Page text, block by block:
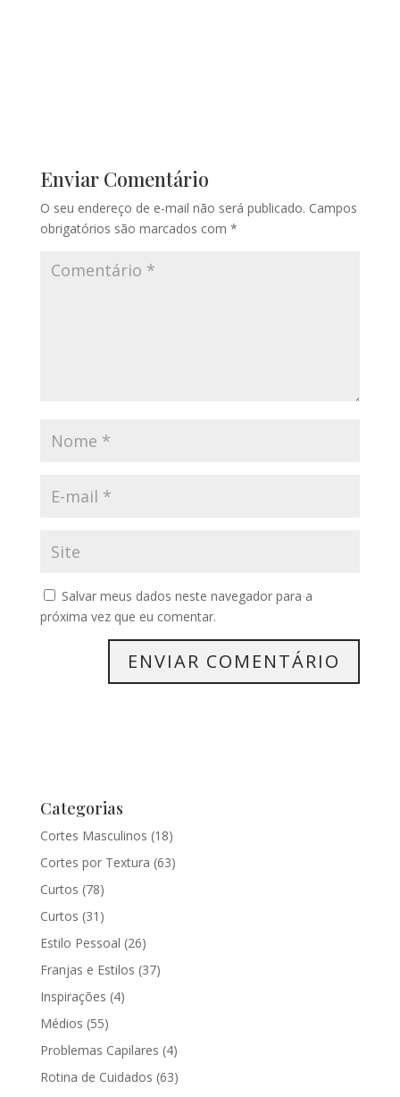
Enviar Comentário
O seu endereço de e-mail não será publicado. Campos
obrigatórios são marcados com *
Salvar meus dados neste navegador para a
próxima vez que eu comentar.
Categorias
Cortes Masculinos (18)
Cortes por Textura (63)
Curtos (78)
Curtos (31)
Estilo Pessoal (26)
Franjas e Estilos (37)
Inspirações (4)
Médios (55)
Problemas Capilares (4)
Rotina de Cuidados (63)